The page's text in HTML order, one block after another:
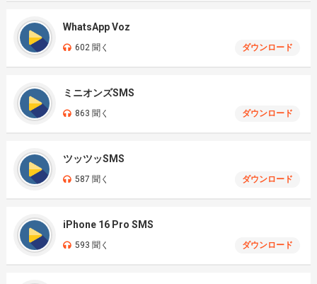
WhatsApp Voz
602 聞く ダウンロード
ミニオンズSMS
863 聞く ダウンロード
ツッツッSMS
587 聞く ダウンロード
iPhone 16 Pro SMS
593 聞く ダウンロード